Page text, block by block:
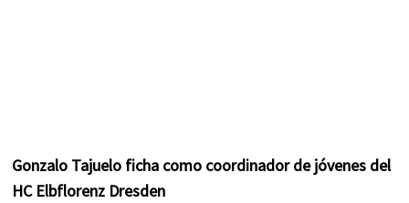
Gonzalo Tajuelo ficha como coordinador de jóvenes del
HC Elbflorenz Dresden